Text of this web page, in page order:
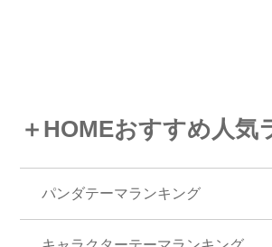
＋HOMEおすすめ人気
パンダテーマランキング